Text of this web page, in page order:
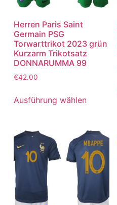
Herren Paris Saint
Germain PSG
Torwarttrikot 2023 grün
Kurzarm Trikotsatz
DONNARUMMA 99
€42.00
Ausführung wählen